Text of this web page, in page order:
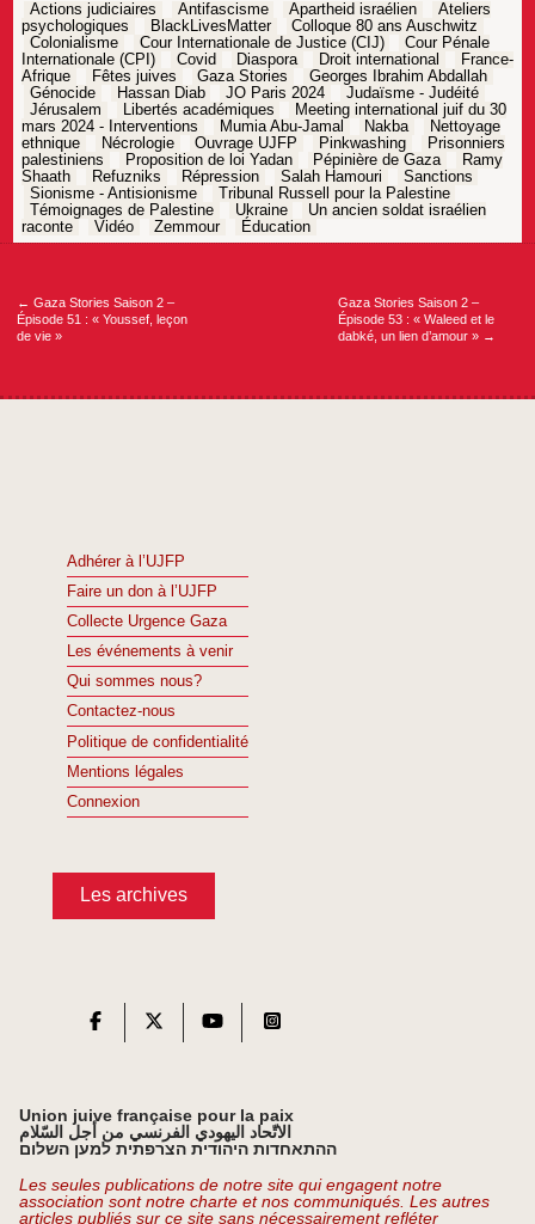
Actions judiciaires Antifascisme Apartheid israélien
Ateliers
psychologiques
BlackLivesMatter
Colloque 80 ans Auschwitz
Colonialisme
Cour Internationale de Justice (CIJ)
Cour Pénale
Internationale (CPI)
Covid Diaspora Droit international
France-
Afrique
Fêtes juives Gaza Stories
Georges Ibrahim Abdallah
Génocide
Hassan Diab JO Paris 2024
Judaïsme - Judéité
Jérusalem
Libertés académiques
Meeting international juif du 30
mars 2024 - Interventions
Mumia Abu-Jamal Nakba
Nettoyage
ethnique
Nécrologie Ouvrage UJFP Pinkwashing
Prisonniers
palestiniens
Proposition de loi Yadan Pépinière de Gaza
Ramy
Shaath
Refuzniks Répression Salah Hamouri
Sanctions
Sionisme - Antisionisme
Tribunal Russell pour la Palestine
Témoignages de Palestine
Ukraine
Un ancien soldat israélien
raconte
Vidéo Zemmour Éducation
Navigation
← Gaza Stories Saison 2 –
Épisode 51 : « Youssef, leçon
de vie »
Gaza Stories Saison 2 –
Épisode 53 : « Waleed et le
dabké, un lien d’amour » →
Adhérer à l’UJFP
Faire un don à l’UJFP
Collecte Urgence Gaza
Les événements à venir
Qui sommes nous?
Contactez-nous
Politique de confidentialité
Mentions légales
Connexion
Les archives
Union juive française pour la paix
الاتّحاد اليهودي الفرنسي من أجل السّلام
ההתאחדות היהודית הצרפתית למען השלום
Les seules publications de notre site qui engagent notre
association sont notre charte et nos communiqués. Les autres
articles publiés sur ce site sans nécessairement refléter